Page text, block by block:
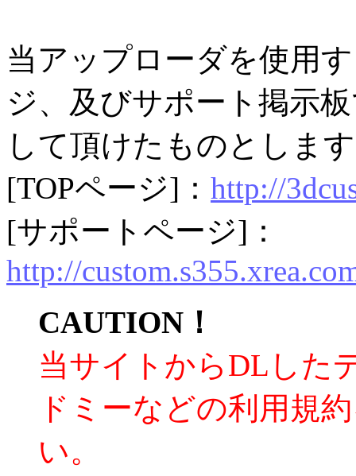
当アップローダを使用
ジ、及びサポート掲示
して頂けたものとしま
[TOPページ]： http://
[サポートページ]：
http://
CAUTION！
当サイトからDLした
ドミーなどの利用規
い。